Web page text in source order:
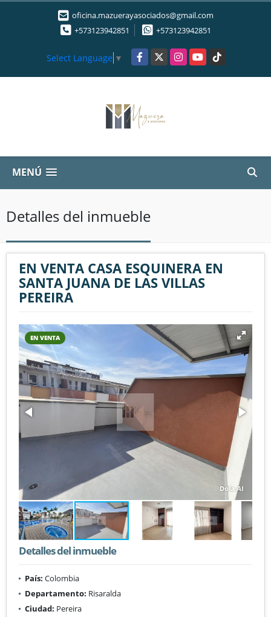
oficina.mazuerayasociados@gmail.com
+573123942851
+573123942851
Select Language ▼ Facebook
X InstagramYouTubeTikTok
MENÚ
Detalles del inmueble
EN VENTA CASA ESQUINERA EN
SANTA JUANA DE LAS VILLAS
PEREIRA
EN VENTA
Detalles del inmueble
País: Colombia
Departamento: Risaralda
Ciudad: Pereira